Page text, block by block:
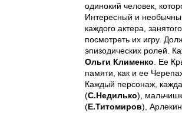
одинокий человек,
Интересный и
каждого актера,
посмотреть их игру.
эпизодических ролей.
Ольги Клименко. Ее
памяти, как и ее
Каждый персонаж,
(С.Недилько),
( Е.Титомиров),